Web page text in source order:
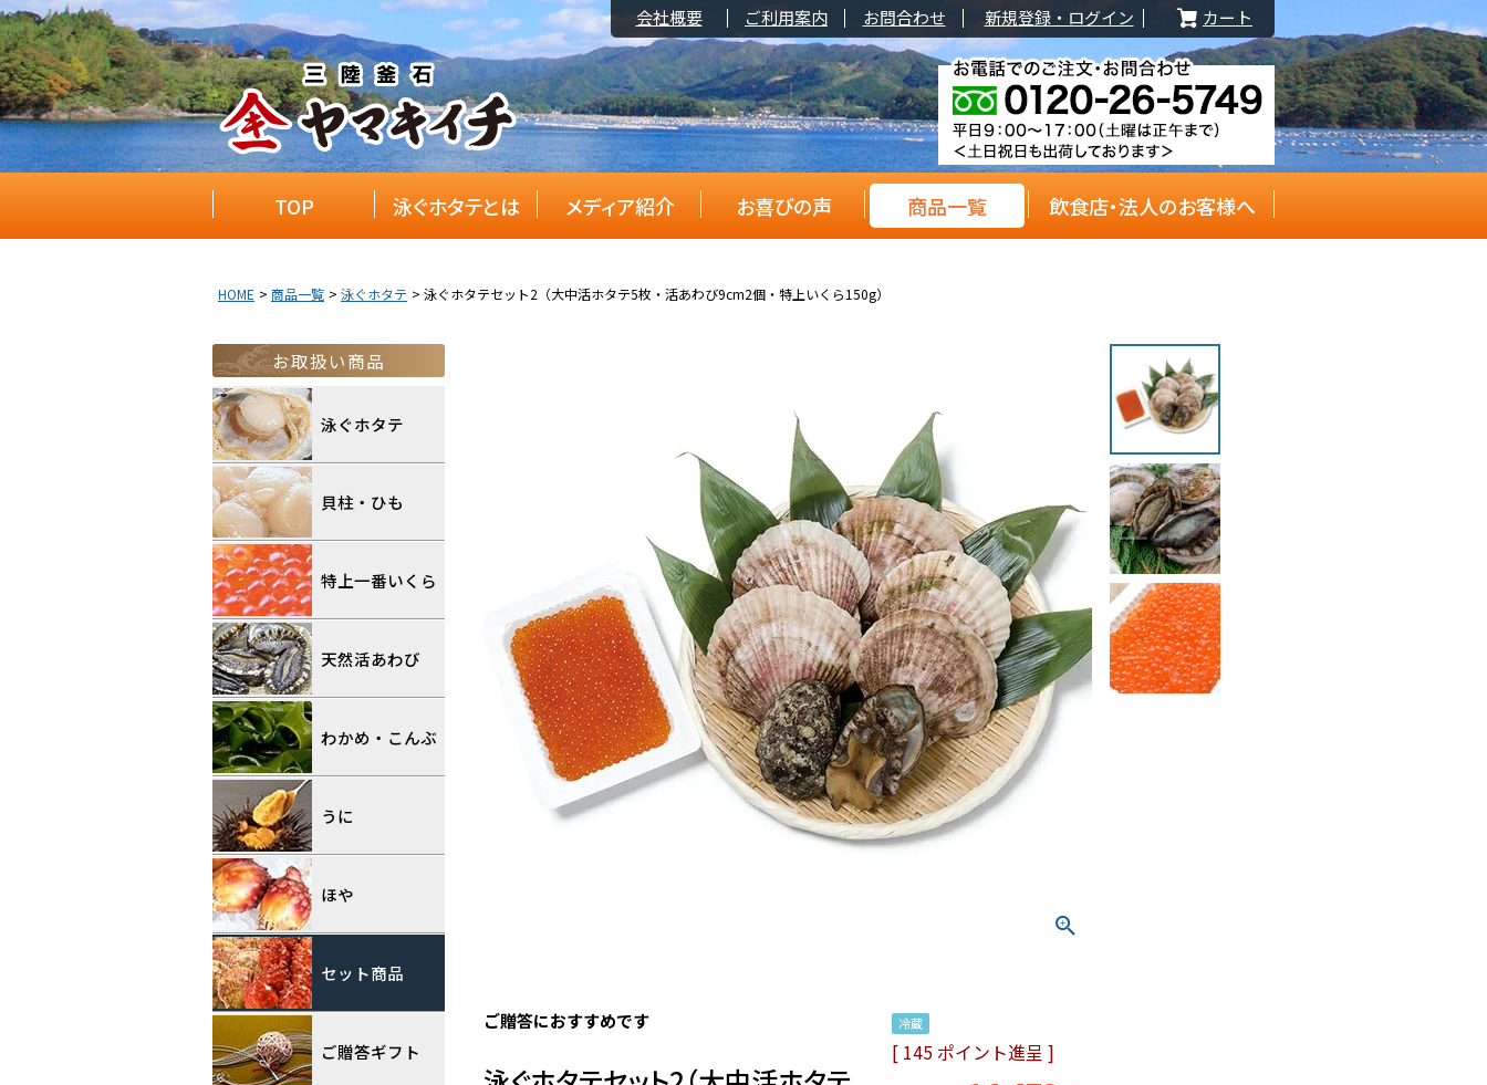
会社概要 ご利用案内 お問合わせ 新規登録・ログイン カート
TOP 泳ぐホタテとは メディア紹介 お喜びの声 商品一覧 飲食店・法人のお客様へ
HOME 商品一覧 泳ぐホタテ 泳ぐホタテセット2（大中活ホタテ5枚・活あわび9cm2個・特上いくら150g）
ご贈答におすすめです 冷蔵
[ 145 ポイント進呈 ]
お取扱い商品
泳ぐホタテ
貝柱・ひも
特上一番いくら
天然活あわび
わかめ・こんぶ
うに
ほや
セット商品
ご贈答ギフト